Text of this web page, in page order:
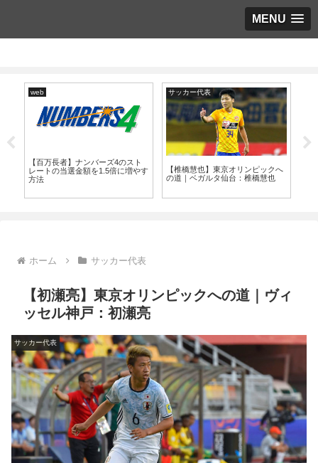
MENU
web
【百万長者】ナンバーズ4のスト
レートの当選金額を1.5倍に増やす
方法
サッカー代表
【椎橋慧也】東京オリンピックへ
の道｜ベガルタ仙台：椎橋慧也
ホーム サッカー代表
【初瀬亮】東京オリンピックへの道｜ヴィ
ッセル神戸：初瀬亮
サッカー代表